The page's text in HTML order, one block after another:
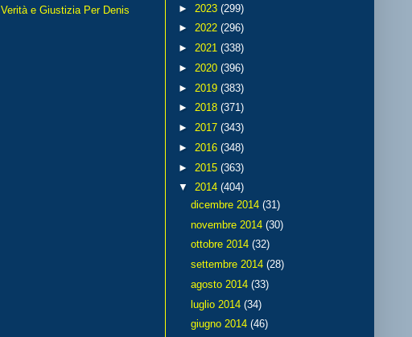
Verità e Giustizia Per Denis
► 2023 (299)
► 2022 (296)
► 2021 (338)
► 2020 (396)
► 2019 (383)
► 2018 (371)
► 2017 (343)
► 2016 (348)
► 2015 (363)
▼ 2014 (404)
dicembre 2014 (31)
novembre 2014 (30)
ottobre 2014 (32)
settembre 2014 (28)
agosto 2014 (33)
luglio 2014 (34)
giugno 2014 (46)